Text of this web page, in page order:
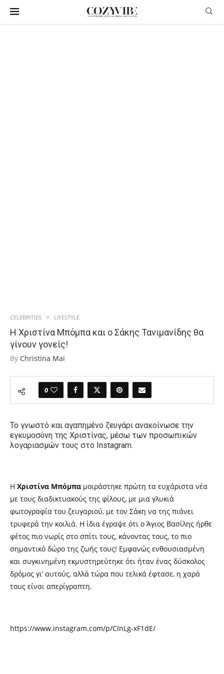
CELEBRITIES LIFESTYLE
Η Χριστίνα Μπόμπα και ο Σάκης Τανιμανίδης θα
γίνουν γονείς!
By Christina Mai
0
Το γνωστό και αγαπημένο ζευγάρι ανακοίνωσε την
εγκυμοσύνη της Χριστίνας, μέσω των προσωπικών
λογαριασμών τους στο Instagram.
Η Χριστίνα Μπόμπα μοιράστηκε πρώτη τα ευχάριστα νέα
με τους διαδικτυακούς της φίλους, με μια γλυκιά
φωτογραφία του ζευγαριού, με τον Σάκη να της πιάνει
τρυφερά την κοιλιά. Η ίδια έγραψε ότι ο Άγιος Βασίλης ήρθε
φέτος πιο νωρίς στο σπίτι τους, κάνοντας τους, το πιο
σημαντικό δώρο της ζωής τους! Εμφανώς ενθουσιασμένη
και συγκινημένη εκμυστηρεύτηκε ότι ήταν ένας δύσκολος
δρόμος γι’ αυτούς, αλλά τώρα που τελικά έφτασε, η χαρά
τους είναι απερίγραπτη.
https://www.instagram.com/p/CInLg-xF1dE/